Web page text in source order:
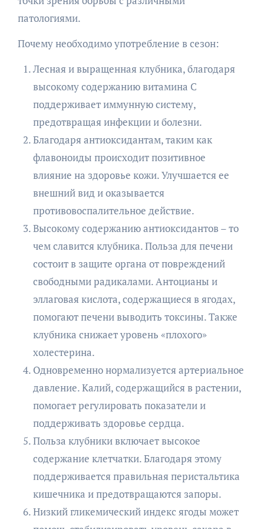
патологиями.
Почему необходимо употребление в сезон:
Лесная и выращенная клубника, благодаря
высокому содержанию витамина С
поддерживает иммунную систему,
предотвращая инфекции и болезни.
Благодаря антиоксидантам, таким как
флавоноиды происходит позитивное
влияние на здоровье кожи. Улучшается ее
внешний вид и оказывается
противовоспалительное действие.
Высокому содержанию антиоксидантов – то
чем славится клубника. Польза для печени
состоит в защите органа от повреждений
свободными радикалами. Антоцианы и
эллаговая кислота, содержащиеся в ягодах,
помогают печени выводить токсины. Также
клубника снижает уровень «плохого»
холестерина.
Одновременно нормализуется артериальное
давление. Калий, содержащийся в растении,
помогает регулировать показатели и
поддерживать здоровье сердца.
Польза клубники включает высокое
содержание клетчатки. Благодаря этому
поддерживается правильная перистальтика
кишечника и предотвращаются запоры.
Низкий гликемический индекс ягоды может